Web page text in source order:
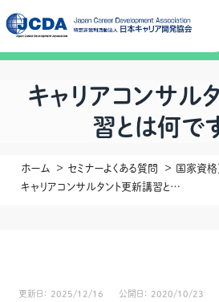
キャリアコンサル
習とは何で
ホーム セミナーよくある質問
国家資
キャリアコンサルタント更新講習とは何ですか？
更新日： 2025/12/16 公開日： 2020/10/23